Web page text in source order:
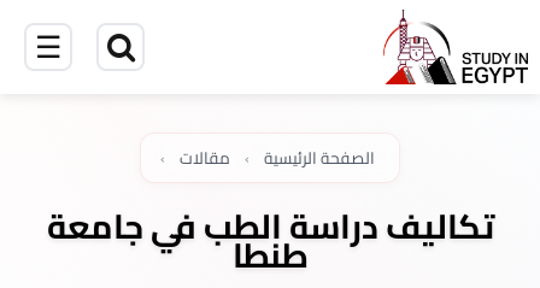
☰
الصفحة الرئيسية مقالات
تكاليف دراسة الطب في جامعة
طنطا